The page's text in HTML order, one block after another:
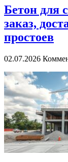
Бетон для
заказ,
простоев
02.07.2026